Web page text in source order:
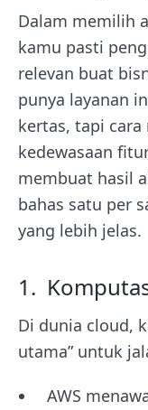
Dalam memilih
kamu pasti
relevan buat
punya layanan
kertas, tapi cara
kedewasaan
membuat hasil
bahas satu per
yang lebih jelas.
1.
Di dunia cloud,
utama” untuk
AWS